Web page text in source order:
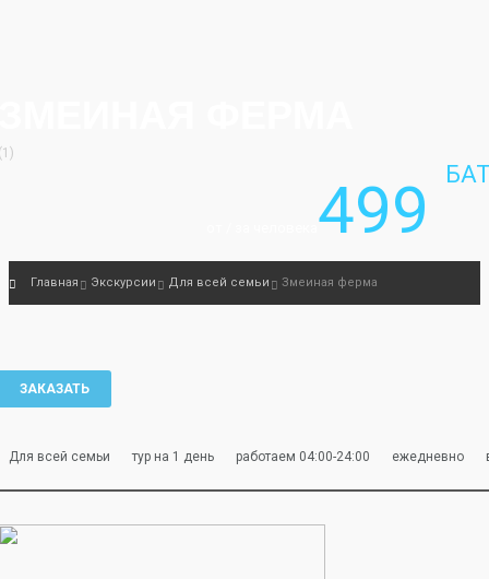
499
Главная Экскурсии Для всей семьи Змеиная ферма
ЗАКАЗАТЬ
Для всей семьи тур на 1 день работаем 04:00-24:00 ежедневно